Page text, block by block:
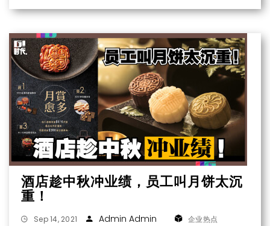
酒店趁中秋冲业绩，员工叫月饼太沉
重！
Sep 14, 2021 Admin Admin 企业热点